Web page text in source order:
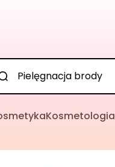
Kosmetologia